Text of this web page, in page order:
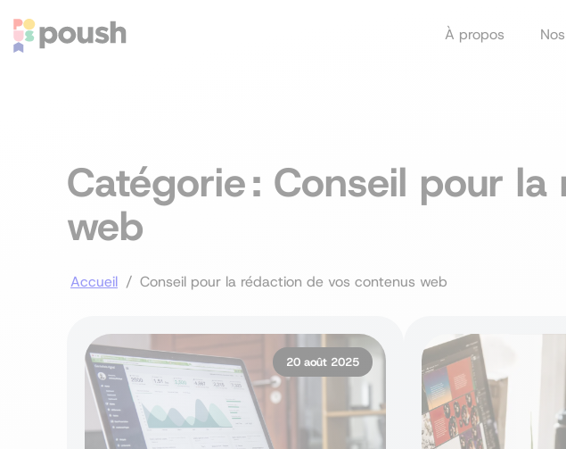
À propos
Web
SEO
Catégorie : Conseil pour
web
Accueil / Conseil pour la rédaction de vos contenus web
20 août 2025